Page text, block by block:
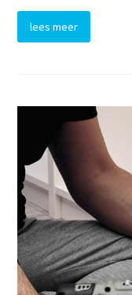
lees meer